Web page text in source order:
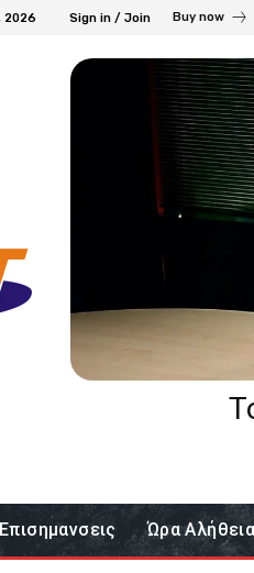
2026 Sign in / Join Buy now
Επισημανσεις Ώρα